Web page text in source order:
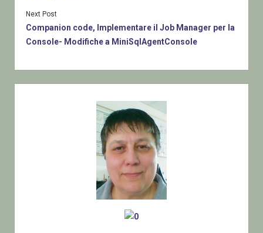
Next Post
Companion code, Implementare il Job Manager per la
Console- Modifiche a MiniSqlAgentConsole